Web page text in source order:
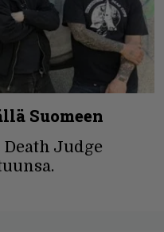
Suomeen
Judge